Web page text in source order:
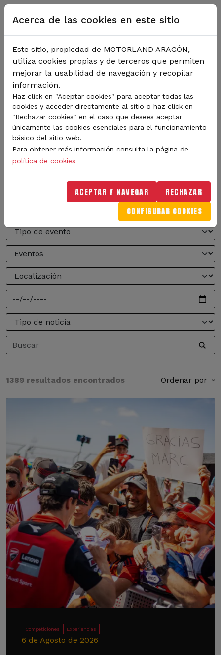
Pasar al contenido principal
RUTA DE NAVEGACIÓN
Inicio Noticias
TODA LA ACTUALIDAD DE
MOTORLAND
Sigue de cerca todas las novedades de MotorLand
Aragón. Aquí encontrarás noticias sobre eventos,
competiciones, pilotos, novedades del circuito y
mucho más. Filtra por categoría o tipo de contenido y
no te pierdas nada del mundo del motor.
1389 resultados encontrados Ordenar por
Competiciones Experiencias
6 de Agosto de 2026
Acerca de las cookies en este sitio
Este sitio, propiedad de MOTORLAND ARAGÓN,
utiliza cookies propias y de terceros que permiten
mejorar la usabilidad de navegación y recopilar
información.
Haz click en "Aceptar cookies" para aceptar todas las
cookies y acceder directamente al sitio o haz click en
"Rechazar cookies" en el caso que desees aceptar
únicamente las cookies esenciales para el funcionamiento
básico del sitio web.
Para obtener más información consulta la página de
política de cookies
ACEPTAR Y NAVEGAR RECHAZAR
CONFIGURAR COOKIES